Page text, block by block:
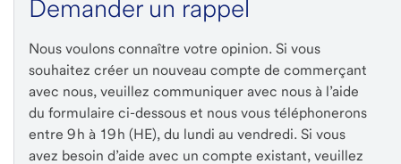
Demander un rappel
Nous voulons connaître votre opinion. Si vous
souhaitez créer un nouveau compte de commerçant
avec nous, veuillez communiquer avec nous à l’aide
du formulaire ci-dessous et nous vous téléphonerons
entre 9 h à 19 h (HE), du lundi au vendredi. Si vous
avez besoin d’aide avec un compte existant, veuillez